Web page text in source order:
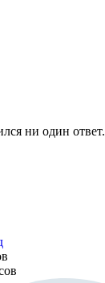
ни один ответ.